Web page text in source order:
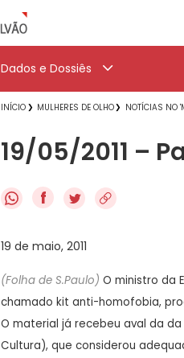
Dados e Dossiês
INÍCIO MULHERES DE OLHO NOTÍCIAS NO
19/05/2011 –
f
19 de maio, 2011
(Folha de S.Paulo) O ministro da
chamado kit anti-homofobia,
O material já recebeu aval da
Cultura), que considerou